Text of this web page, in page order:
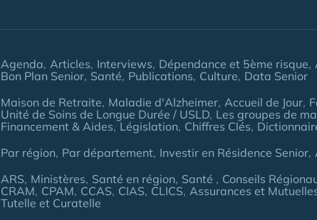
Agenda Articles Interviews Dépendance et 5ème risque
Bon Plan Senior Santé Publications Culture Data Senior
Maison de Retraite Maladie d'Alzheimer Accueil de Jour
Unité de Soins de Longue Durée / USLD Les groupes de
Financement & Aides Législation Chiffres Clés
Par région Par département Investir en Résidence Senior
ARS Ministères Santé en région Santé Conseils
CRAM CPAM CCAS CIAS CLICS Assurances et
Tutelle et Curatelle